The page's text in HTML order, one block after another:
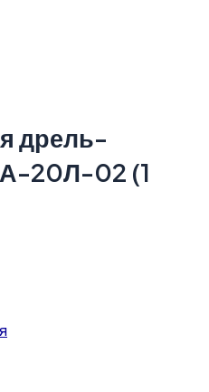
дрель-
20Л-02 (1